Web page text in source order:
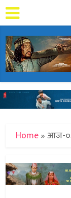
Home»आज-